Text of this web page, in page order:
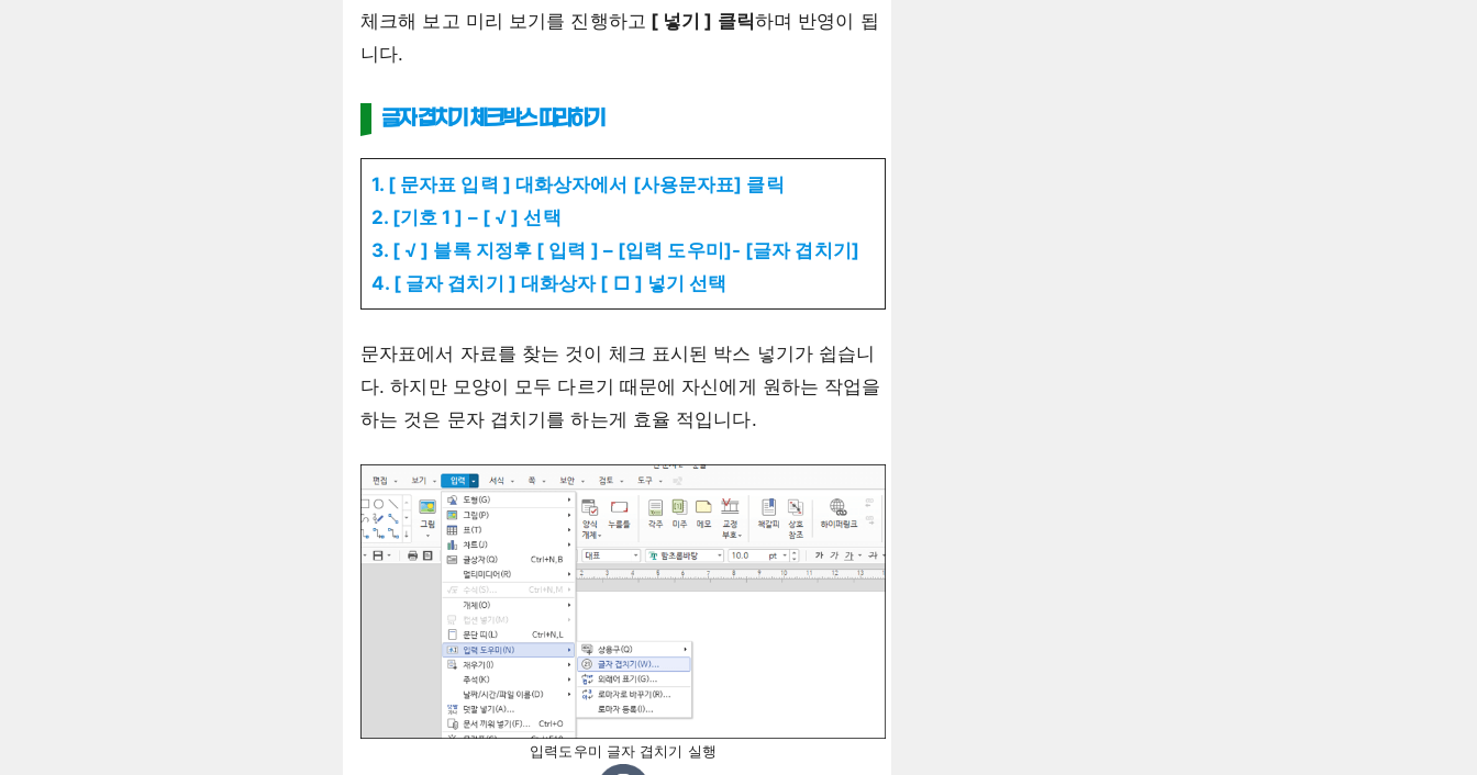
체크해 보고 미리 보기를 진행하고 [ 넣기 ] 클릭하며 반영이 됩
니다.
글자 겹치기 체크박스 따라하기
1. [ 문자표 입력 ] 대화상자에서 [사용문자표] 클릭
2. [기호 1 ] – [ √ ] 선택
3. [ √ ] 블록 지정후 [ 입력 ] – [입력 도우미]- [글자 겹치기]
4. [ 글자 겹치기 ] 대화상자 [ □ ] 넣기 선택
문자표에서 자료를 찾는 것이 체크 표시된 박스 넣기가 쉽습니
다. 하지만 모양이 모두 다르기 때문에 자신에게 원하는 작업을
하는 것은 문자 겹치기를 하는게 효율 적입니다.
입력도우미 글자 겹치기 실행